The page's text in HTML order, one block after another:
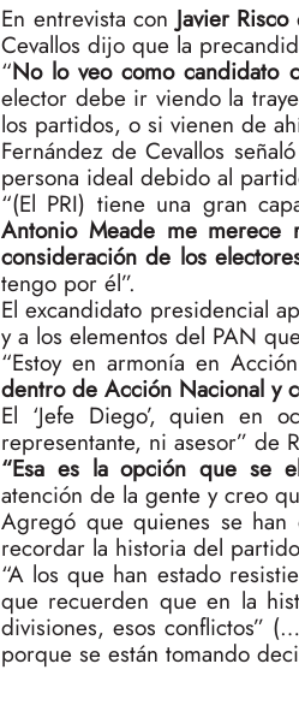
En entrevista con Javier Risco
Cevallos dijo que la
“No lo veo como candidato
elector debe ir viendo la
los partidos, o si vienen de
Fernández de Cevallos
persona ideal debido al
“(El PRI) tiene una gran
Antonio Meade me
consideración de los
tengo por él”.
El excandidato presidencial
y a los elementos del PAN
“Estoy en armonía en
dentro de Acción Nacional y
El ‘Jefe Diego’, quien en
representante, ni asesor” de
“Esa es la opción que se
atención de la gente y creo
Agregó que quienes se
recordar la historia del
“A los que han estado
que recuerden que en la
divisiones, esos conflictos”
porque se están tomando